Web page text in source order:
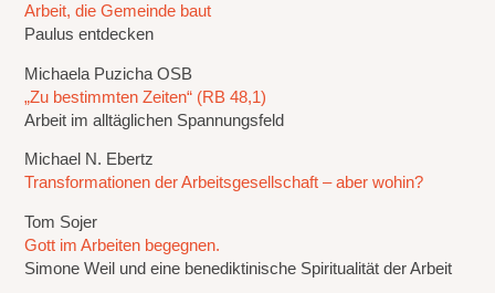
Arbeit, die Gemeinde baut
Paulus entdecken
Michaela Puzicha OSB
„Zu bestimmten Zeiten“ (RB 48,1)
Arbeit im alltäglichen Spannungsfeld
Michael N. Ebertz
Transformationen der Arbeitsgesellschaft – aber wohin?
Tom Sojer
Gott im Arbeiten begegnen.
Simone Weil und eine benediktinische Spiritualität der Arbeit